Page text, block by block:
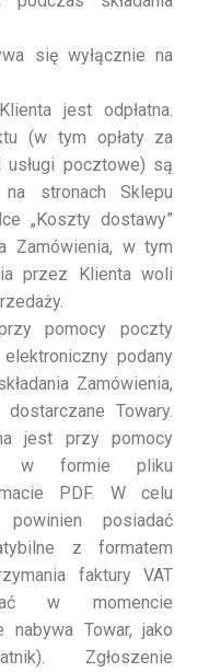
się wyłącznie na
jest odpłatna.
(w tym opłaty za
pocztowe) są
stronach Sklepu
„Koszty dostawy”
Zamówienia, w tym
przez Klienta woli
pomocy poczty
podany
Zamówienia,
Towary.
jest przy pomocy
w formie pliku
PDF. W celu
posiadać
z formatem
faktury VAT
w momencie
nabywa Towar, jako
Zgłoszenie